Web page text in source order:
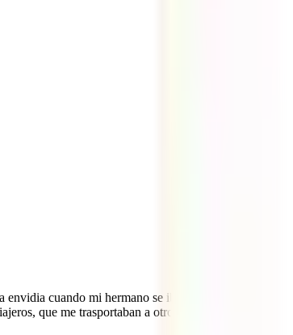
cuando mi hermano se iba con mi abuela, la
que me trasportaban a otros lugares y a otros